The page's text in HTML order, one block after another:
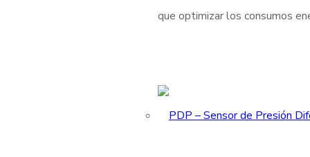
que optimizar los consumos